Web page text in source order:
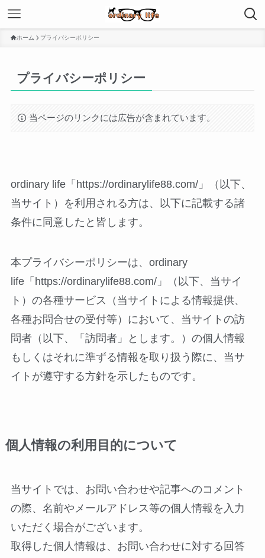
ホーム プライバシーポリシー
プライバシーポリシー
当ページのリンクには広告が含まれています。
ordinary life「https://ordinarylife88.com/」（以下、
当サイト）を利用される方は、以下に記載する諸
条件に同意したと皆します。
本プライバシーポリシーは、ordinary
life「https://ordinarylife88.com/」（以下、当サイ
ト）の各種サービス（当サイトによる情報提供、
各種お問合せの受付等）において、当サイトの訪
問者（以下、「訪問者」とします。）の個人情報
もしくはそれに準ずる情報を取り扱う際に、当サ
イトが遵守する方針を示したものです。
個人情報の利用目的について
当サイトでは、お問い合わせや記事へのコメント
の際、名前やメールアドレス等の個人情報を入力
いただく場合がございます。
取得した個人情報は、お問い合わせに対する回答